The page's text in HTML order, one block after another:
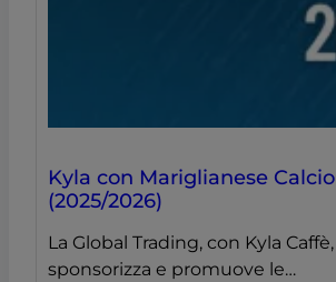
Kyla con Mariglianese Calcio
(2025/2026)
La Global Trading, con Kyla Caffè,
sponsorizza e promuove le…